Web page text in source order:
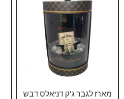
מארז לגבר ג'ק דניאלס דבש